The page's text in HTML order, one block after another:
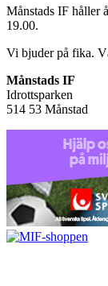
Månstads IF håller
19.00.
Vi bjuder på fika.
Månstads IF
Idrottsparken
514 53 Månstad